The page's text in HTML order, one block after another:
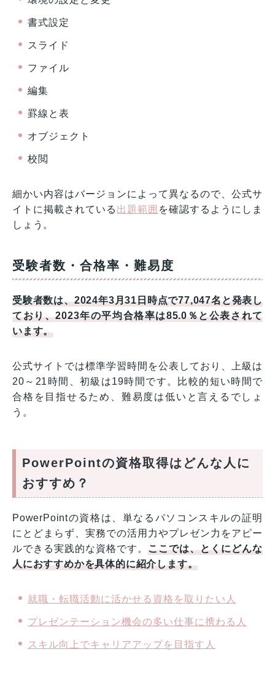
書式設定
スライド
ファイル
編集
罫線と表
オブジェクト
校閲
細かい内容はバージョンによって異なるので、公式サ
イトに掲載されている 出題範囲 を確認するようにしま
しょう。
受験者数・合格率・難易度
受験者数は、2024年3月31日時点で77,047名と発表し
ており、2023年の平均合格率は85.0％と公表されて
います。
公式サイトでは標準学習時間を公表しており、上級は
20～21時間、初級は19時間です。比較的短い時間で
合格を目指せるため、難易度は低いと言えるでしょ
う。
PowerPointの資格取得はどんな人に
おすすめ？
PowerPointの資格は、単なるパソコンスキルの証明
にとどまらず、実務での活用力やプレゼン力をアピー
ルできる実践的な資格です。ここでは、とくにどんな
人におすすめかを具体的に紹介します。
就職・転職活動に活かせる資格を取りたい人
プレゼンテーション機会の多い仕事に携わる人
スキル向上でキャリアアップを目指す人